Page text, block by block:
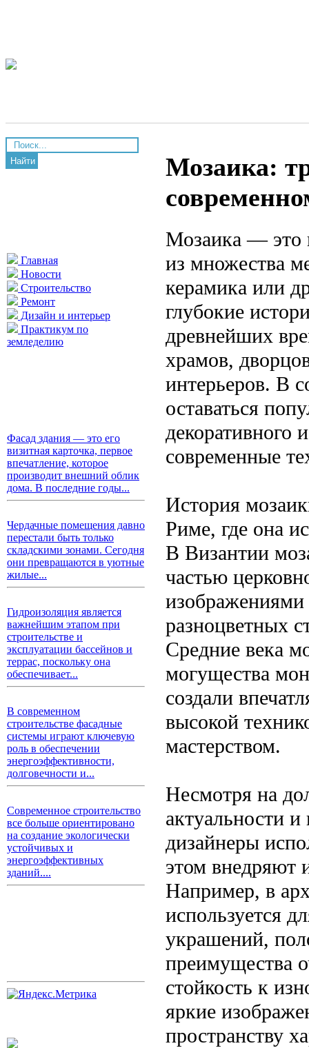
Найти
Главная
Новости
Строительство
Ремонт
Дизайн и интерьер
Практикум по
земледелию
Фасад здания — это его
визитная карточка, первое
впечатление, которое
производит внешний облик
дома. В последние годы...
Чердачные помещения давно
перестали быть только
складскими зонами. Сегодня
они превращаются в уютные
жилые...
Гидроизоляция является
важнейшим этапом при
строительстве и
эксплуатации бассейнов и
террас, поскольку она
обеспечивает...
В современном
строительстве фасадные
системы играют ключевую
роль в обеспечении
энергоэффективности,
долговечности и...
Современное строительство
все больше ориентировано
на создание экологически
устойчивых и
энергоэффективных
зданий....
Мозаика:
Мозаика — это
из множества
керамика или
глубокие
древнейших
храмов,
интерьеров. В
оставаться
декоративного
современные
История
Риме, где она
В Византии
частью
разноцветных
Средние века
могущества
создали
высокой
мастерством.
Несмотря на
актуальности
дизайнеры
этом внедряют
Например, в
используется
украшений,
преимущества
стойкость к
яркие
пространству